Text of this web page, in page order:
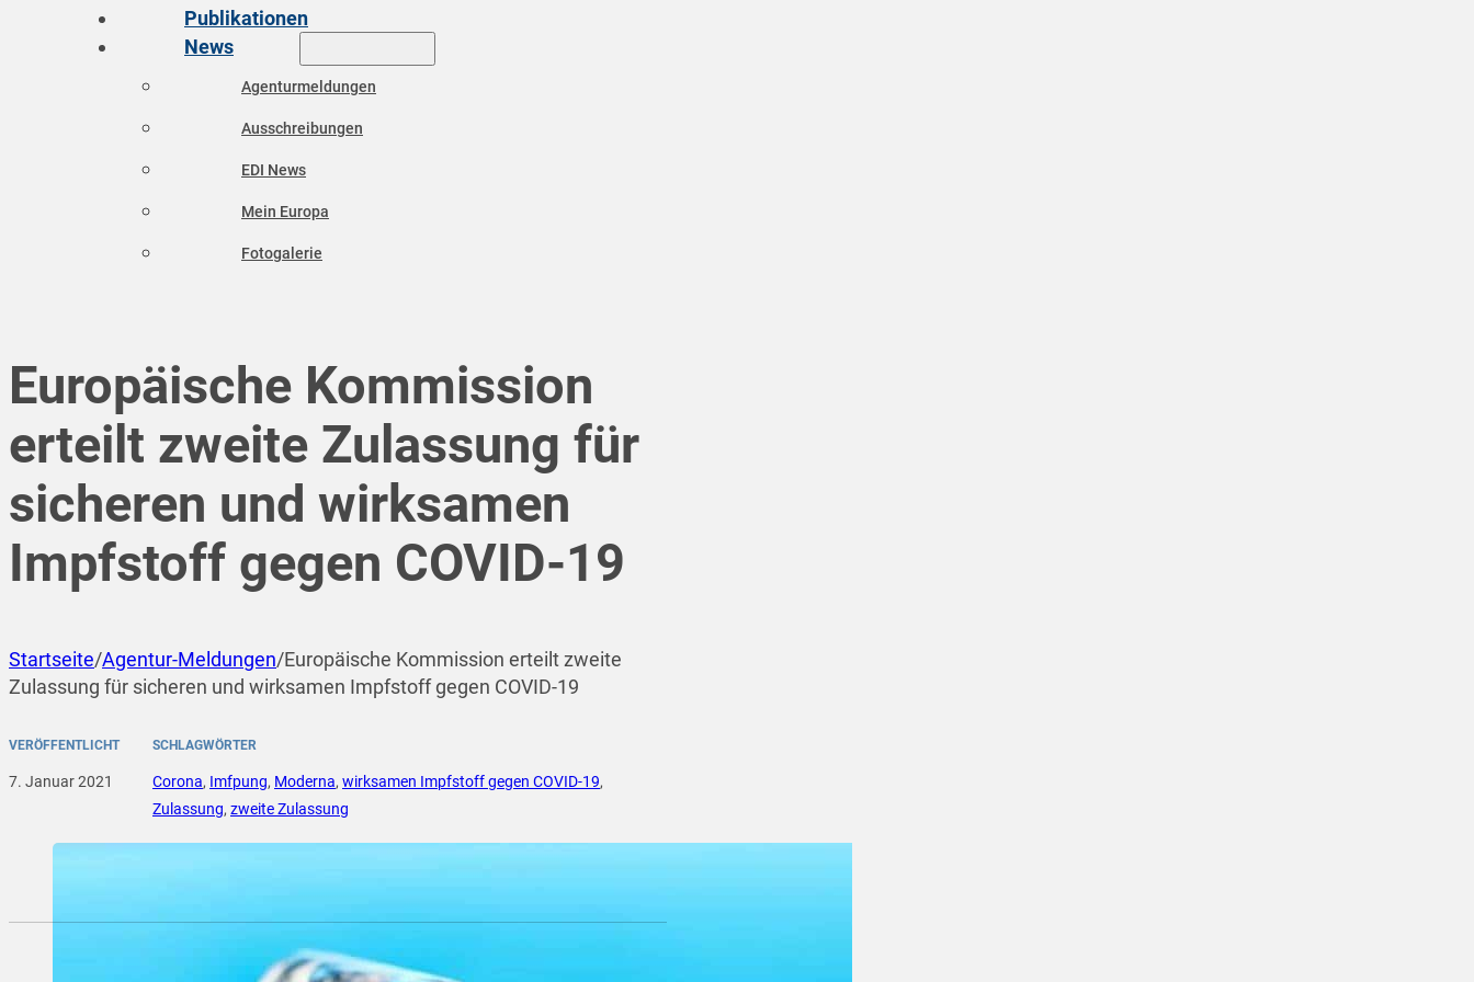
Publikationen
News
Agenturmeldungen
Ausschreibungen
EDI News
Mein Europa
Fotogalerie
Europäische Kommission
erteilt zweite Zulassung für
sicheren und wirksamen
Impfstoff gegen COVID-19
Startseite/Agentur-Meldungen/Europäische Kommission erteilt zweite
Zulassung für sicheren und wirksamen Impfstoff gegen COVID-19
VERÖFFENTLICHT
7. Januar 2021
SCHLAGWÖRTER
Corona, Imfpung, Moderna, wirksamen Impfstoff gegen COVID-19,
Zulassung, zweite Zulassung